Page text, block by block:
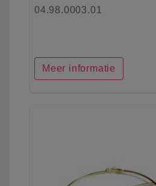
04.98.0003.01
Meer informatie